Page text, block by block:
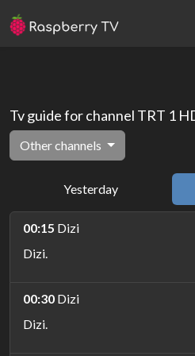
Tv guide for channel TRT 1
Other channels
Yesterday
00:15 Dizi
Dizi.
00:30 Dizi
Dizi.